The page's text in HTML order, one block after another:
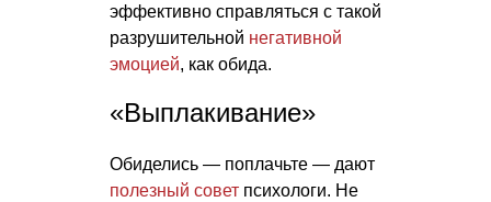
эффективно справляться с такой
разрушительной негативной
эмоцией, как обида.
«Выплакивание»
Обиделись — поплачьте — дают
полезный совет психологи. Не